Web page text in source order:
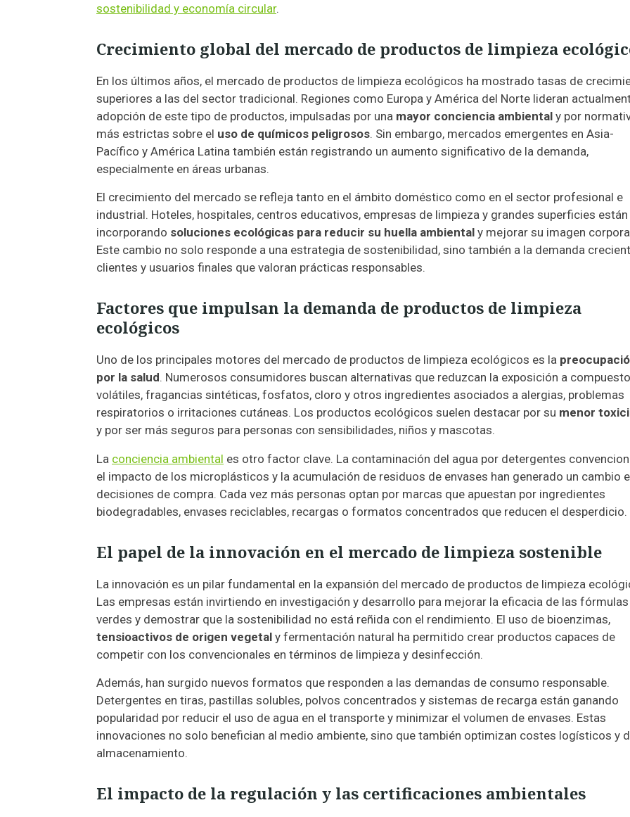
sostenibilidad y economía circular.
Crecimiento global del mercado de productos de limpieza
En los últimos años, el mercado de productos de limpieza ecológicos ha mostrado tasas de
superiores a las del sector tradicional. Regiones como Europa y América del Norte lideran
adopción de este tipo de productos, impulsadas por una mayor conciencia ambiental y por
más estrictas sobre el uso de químicos peligrosos. Sin embargo, mercados emergentes en Asia-
Pacífico y América Latina también están registrando un aumento significativo de la demanda,
especialmente en áreas urbanas.
El crecimiento del mercado se refleja tanto en el ámbito doméstico como en el sector profesional e
industrial. Hoteles, hospitales, centros educativos, empresas de limpieza y grandes superficies están
incorporando soluciones ecológicas para reducir su huella ambiental y mejorar su imagen
Este cambio no solo responde a una estrategia de sostenibilidad, sino también a la demanda
clientes y usuarios finales que valoran prácticas responsables.
Factores que impulsan la demanda de productos de limpieza
ecológicos
Uno de los principales motores del mercado de productos de limpieza ecológicos es la
por la salud. Numerosos consumidores buscan alternativas que reduzcan la exposición a
volátiles, fragancias sintéticas, fosfatos, cloro y otros ingredientes asociados a alergias, problemas
respiratorios o irritaciones cutáneas. Los productos ecológicos suelen destacar por su menor
y por ser más seguros para personas con sensibilidades, niños y mascotas.
La conciencia ambiental es otro factor clave. La contaminación del agua por detergentes
el impacto de los microplásticos y la acumulación de residuos de envases han generado un cambio
decisiones de compra. Cada vez más personas optan por marcas que apuestan por ingredientes
biodegradables, envases reciclables, recargas o formatos concentrados que reducen el desperdicio.
El papel de la innovación en el mercado de limpieza sostenible
La innovación es un pilar fundamental en la expansión del mercado de productos de limpieza
Las empresas están invirtiendo en investigación y desarrollo para mejorar la eficacia de las fórmulas
verdes y demostrar que la sostenibilidad no está reñida con el rendimiento. El uso de bioenzimas,
tensioactivos de origen vegetal y fermentación natural ha permitido crear productos capaces de
competir con los convencionales en términos de limpieza y desinfección.
Además, han surgido nuevos formatos que responden a las demandas de consumo responsable.
Detergentes en tiras, pastillas solubles, polvos concentrados y sistemas de recarga están ganando
popularidad por reducir el uso de agua en el transporte y minimizar el volumen de envases. Estas
innovaciones no solo benefician al medio ambiente, sino que también optimizan costes logísticos y
almacenamiento.
El impacto de la regulación y las certificaciones ambientales